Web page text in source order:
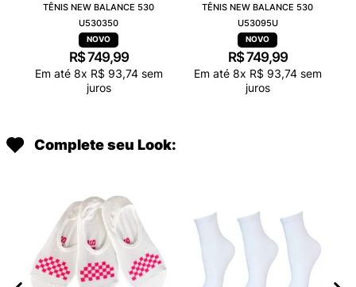
TÊNIS NEW BALANCE 530
U530350
R$749,99
Em até 8x R$ 93,74sem
juros
TÊNIS NEW BALANCE 530
U53095U
R$749,99
Em até 8x R$ 93,74sem
juros
Complete seu Look: